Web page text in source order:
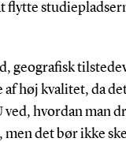
flytte
geografisk
høj kvalitet, da
hvordan man
det bør ikke